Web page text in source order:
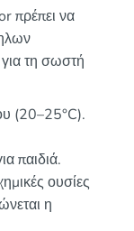
πρέπει να
τη σωστή
(20–25°C).
παιδιά.
ουσίες
η